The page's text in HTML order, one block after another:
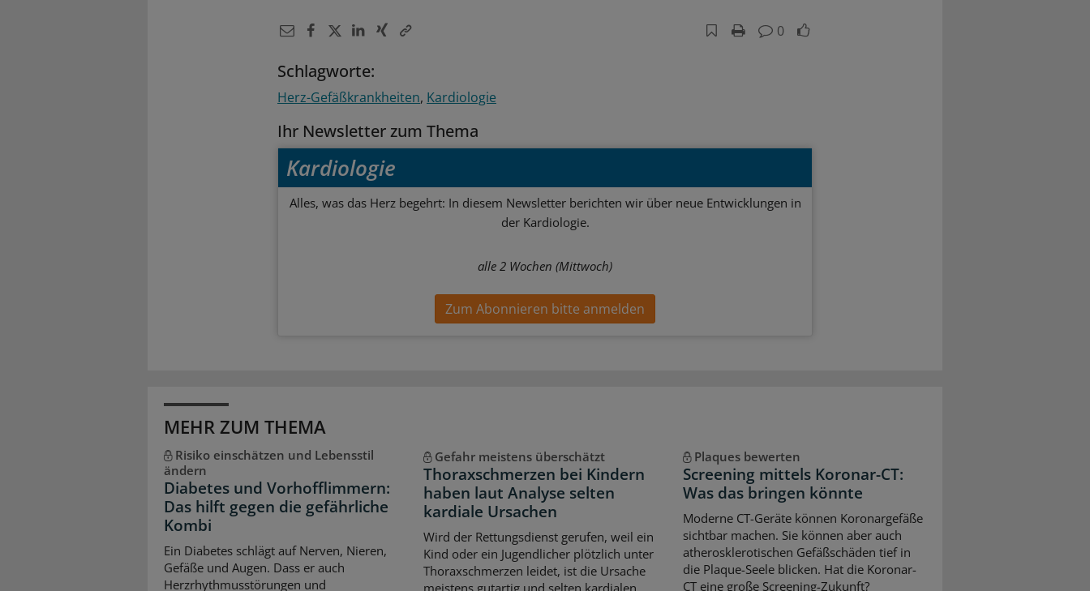
0
Schlagworte:
Herz-Gefäßkrankheiten Kardiologie
Ihr Newsletter zum Thema
Kardiologie
Alles, was das Herz begehrt: In diesem Newsletter berichten wir über neue Entwicklungen in
der Kardiologie.
alle 2 Wochen (Mittwoch)
Zum Abonnieren bitte anmelden
MEHR ZUM THEMA
Risiko einschätzen und Lebensstil
ändern
Diabetes und Vorhofflimmern:
Das hilft gegen die gefährliche
Kombi
Ein Diabetes schlägt auf Nerven, Nieren,
Gefäße und Augen. Dass er auch
Herzrhythmusstörungen und
Gefahr meistens überschätzt
Thoraxschmerzen bei Kindern
haben laut Analyse selten
kardiale Ursachen
Wird der Rettungsdienst gerufen, weil ein
Kind oder ein Jugendlicher plötzlich unter
Thoraxschmerzen leidet, ist die Ursache
Plaques bewerten
Screening mittels Koronar-CT:
Was das bringen könnte
Moderne CT-Geräte können Koronargefäße
sichtbar machen. Sie können aber auch
atherosklerotischen Gefäßschäden tief in
die Plaque-Seele blicken. Hat die Koronar-
CT eine große Screening-Zukunft?